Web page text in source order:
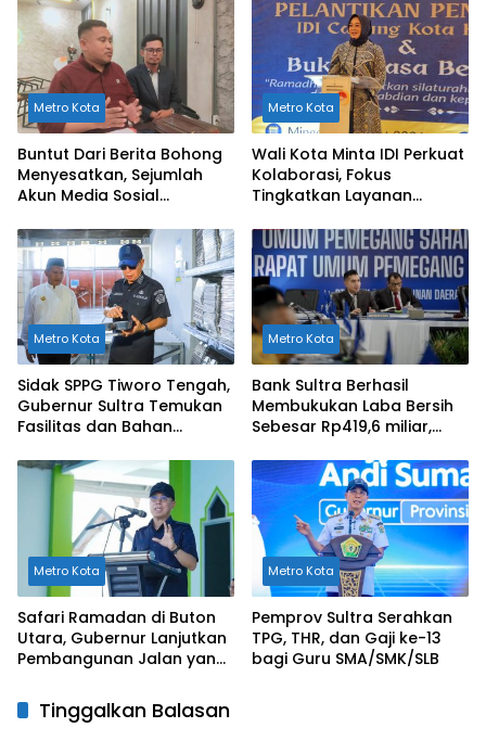
Metro Kota
Buntut Dari Berita Bohong
Menyesatkan, Sejumlah
Akun Media Sosial
Metro Kota
Wali Kota Minta IDI Perkuat
Kolaborasi, Fokus
Tingkatkan Layanan
Metro Kota
Sidak SPPG Tiworo Tengah,
Gubernur Sultra Temukan
Fasilitas dan Bahan
Standar
Metro Kota
Bank Sultra Berhasil
Membukukan Laba Bersih
Sebesar Rp419,6 miliar,
Capaian Tahun 2024
Metro Kota
Safari Ramadan di Buton
Utara, Gubernur Lanjutkan
Pembangunan Jalan yang
Metro Kota
Pemprov Sultra Serahkan
TPG, THR, dan Gaji ke-13
bagi Guru SMA/SMK/SLB
Tinggalkan Balasan